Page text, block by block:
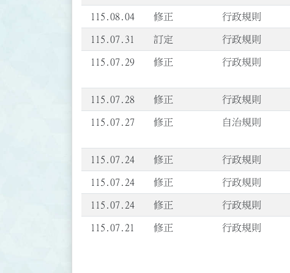
115.08.04 修正 行政規則
115.07.31 訂定 行政規則
115.07.29 修正 行政規則
115.07.28 修正 行政規則
115.07.27 修正 自治規則
115.07.24 修正 行政規則
115.07.24 修正 行政規則
115.07.24 修正 行政規則
115.07.21 修正 行政規則